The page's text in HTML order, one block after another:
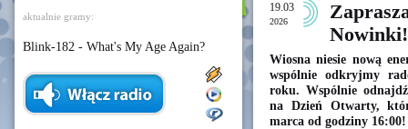
aktualnie gramy:
Blink-182 - What's My Age Again?
19.03
2026
Nowinki!
Wiosna niesie nową
wspólnie odkryjmy
roku. Wspólnie
na Dzień Otwarty,
marca od godziny 16:00!